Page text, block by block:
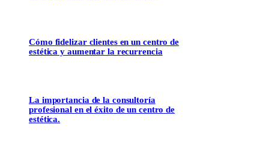
Cómo fidelizar clientes en un centro de
estética y aumentar la recurrencia
La importancia de la consultoría
profesional en el éxito de un centro de
estética.